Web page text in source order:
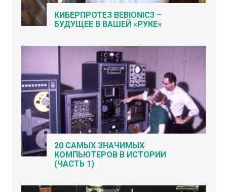
КИБЕРПРОТЕЗ BEBIONIC3 –
БУДУЩЕЕ В ВАШЕЙ «РУКЕ»
20 САМЫХ ЗНАЧИМЫХ
КОМПЬЮТЕРОВ В ИСТОРИИ
(ЧАСТЬ 1)